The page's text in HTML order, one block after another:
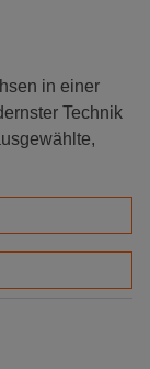
in einer
Technik